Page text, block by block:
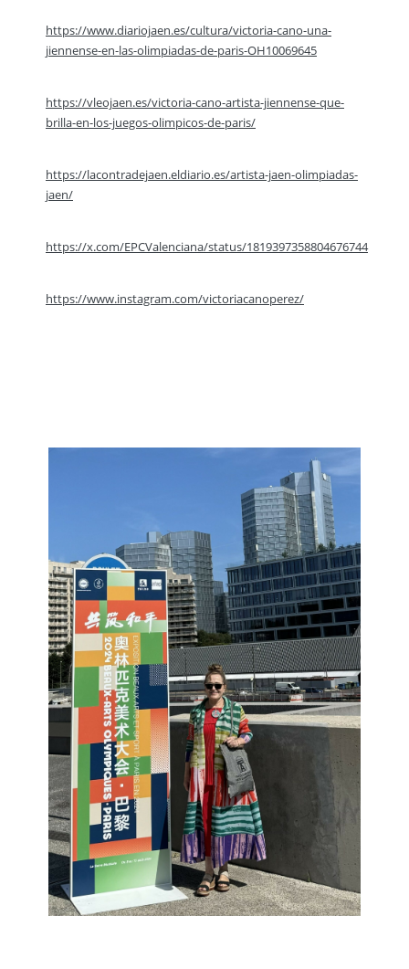
https://www.diariojaen.es/cultura/victoria-cano-una-
jiennense-en-las-olimpiadas-de-paris-OH10069645
https://vleojaen.es/victoria-cano-artista-jiennense-que-
brilla-en-los-juegos-olimpicos-de-paris/
https://lacontradejaen.eldiario.es/artista-jaen-olimpiadas-
jaen/
https://x.com/EPCValenciana/status/1819397358804676744
https://www.instagram.com/victoriacanoperez/